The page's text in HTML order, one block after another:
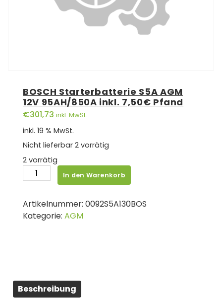
BOSCH Starterbatterie S5A AGM
12V 95AH/850A inkl. 7,50€ Pfand
€301,73 inkl. MwSt.
inkl. 19 % MwSt.
Nicht lieferbar 2 vorrätig
2 vorrätig
BOSCH
Starterbatterie
AGM
12V
Menge
In den Warenkorb
Artikelnummer: 0092S5A130BOS
Kategorie: AGM
Beschreibung